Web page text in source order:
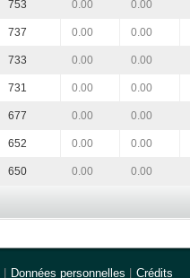
753 0.00 0.00
737 0.00 0.00
733 0.00 0.00
731 0.00 0.00
677 0.00 0.00
652 0.00 0.00
650 0.00 0.00
Données personnelles Crédits